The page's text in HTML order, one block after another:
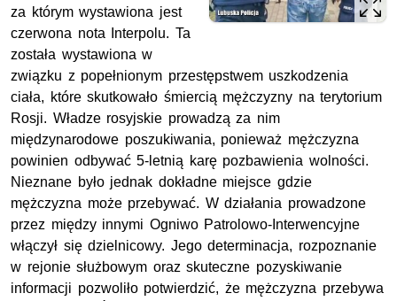
za którym wystawiona jest
czerwona nota Interpolu. Ta
została wystawiona w
związku z popełnionym przestępstwem uszkodzenia
ciała, które skutkowało śmiercią mężczyzny na terytorium
Rosji. Władze rosyjskie prowadzą za nim
międzynarodowe poszukiwania, ponieważ mężczyzna
powinien odbywać 5-letnią karę pozbawienia wolności.
Nieznane było jednak dokładne miejsce gdzie
mężczyzna może przebywać. W działania prowadzone
przez między innymi Ogniwo Patrolowo-Interwencyjne
włączył się dzielnicowy. Jego determinacja, rozpoznanie
w rejonie służbowym oraz skuteczne pozyskiwanie
informacji pozwoliło potwierdzić, że mężczyzna przebywa